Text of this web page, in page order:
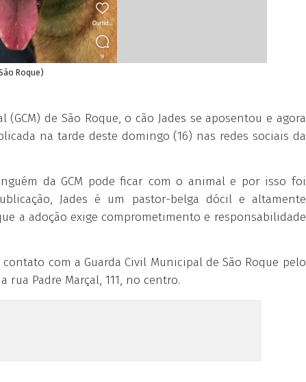
Roque)
de São Roque, o cão Jades se aposentou e agora
na tarde deste domingo (16) nas redes sociais da
da GCM pode ficar com o animal e por isso foi
Jades é um pastor-belga dócil e altamente
a adoção exige comprometimento e responsabilidade
com a Guarda Civil Municipal de São Roque pelo
Padre Marçal, 111, no centro.